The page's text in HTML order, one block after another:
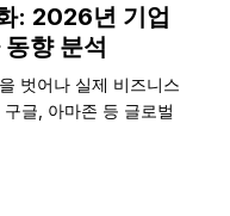
: 2026년 기업
향 분석
벗어나 실제 비즈니스
글, 아마존 등 글로벌